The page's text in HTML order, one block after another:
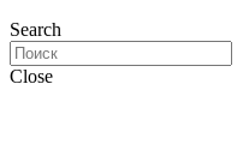
Search
Close